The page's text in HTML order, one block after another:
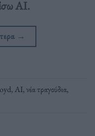
AI.
→
,ΑΙ,νέα τραγούδια,